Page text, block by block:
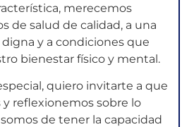
merecemos
de salud de calidad, a una
y a condiciones que
bienestar físico y mental.
quiero invitarte a que
reflexionemos sobre lo
de tener la capacidad